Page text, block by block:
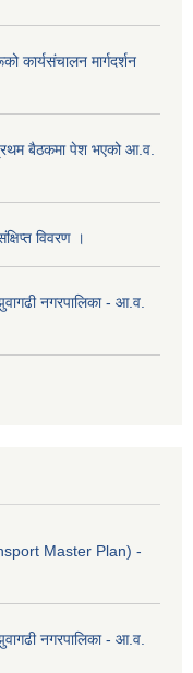
कार्यसंचालन मार्गदर्शन
बैठकमा पेश भएको आ.व.
विवरण ।
नगरपालिका - आ.व.
Master Plan) -
नगरपालिका - आ.व.